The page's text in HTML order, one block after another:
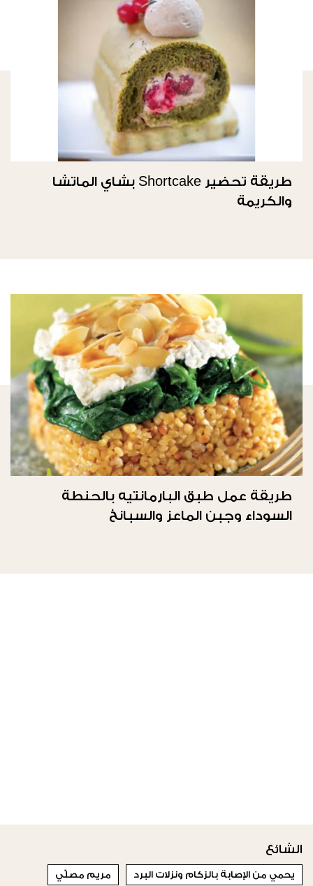
طريقة تحضير Shortcake بشاي الماتشا
والكريمة
طريقة عمل طبق البارمانتيه بالحنطة
السوداء وجبن الماعز والسبانخ
الشائع
يحمي من الإصابة بالزكام ونزلات البرد مريم مصلّي